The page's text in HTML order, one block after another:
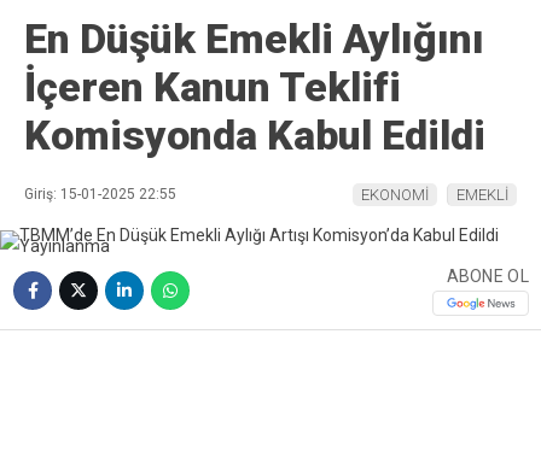
En Düşük Emekli Aylığını
İçeren Kanun Teklifi
Komisyonda Kabul Edildi
Giriş: 15-01-2025 22:55 EKONOMİ EMEKLİ
ABONE OL